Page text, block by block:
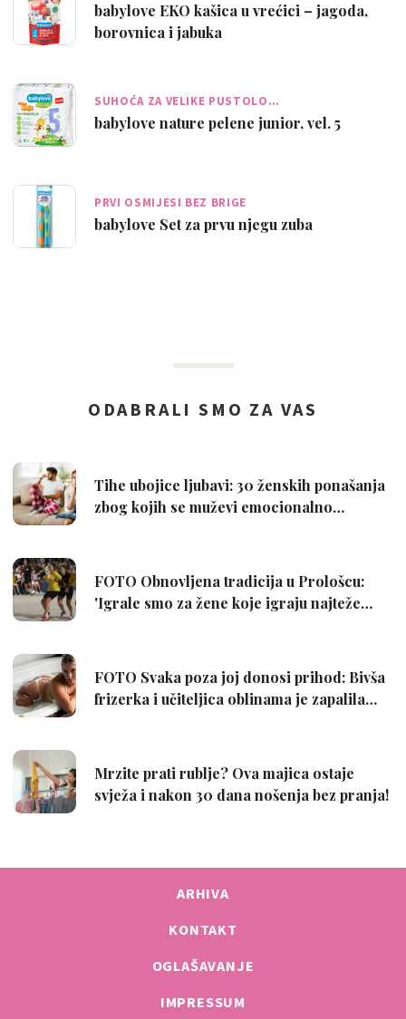
babylove EKO kašica u vrećici – jagoda,
borovnica i jabuka
SUHOĆA ZA VELIKE PUSTOLO…
babylove nature pelene junior, vel. 5
PRVI OSMIJESI BEZ BRIGE
babylove Set za prvu njegu zuba
ARHIVA
KONTAKT
OGLAŠAVANJE
IMPRESSUM